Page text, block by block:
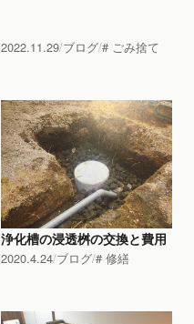
2022.11.29 ブログ ごみ捨て
浄化槽の浸透桝の交換と費用
2020.4.24 ブログ 修繕